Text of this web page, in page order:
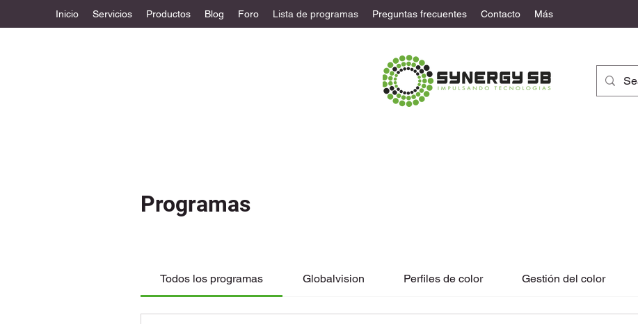
Inicio Servicios Productos Blog Foro Lista de programas Preguntas frecuentes Contacto Más
Programas
Todos los programas Globalvision Perfiles de color Gestión del color